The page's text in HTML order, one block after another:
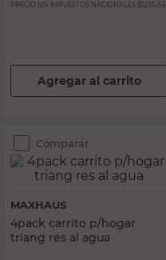
PRECIO SIN IMPUESTOS NACIONALES: $1235,54
Agregar al carrito
Comparar
MAXHAUS
4pack carrito p/hogar
triang res al agua